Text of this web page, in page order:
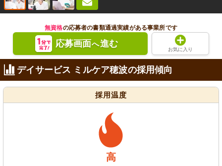
無資格の応募者の書類通過実績がある事業所です
応募画面へ進む
お気に入り
デイサービス ミルケア穂波の採用傾向
採用温度
高